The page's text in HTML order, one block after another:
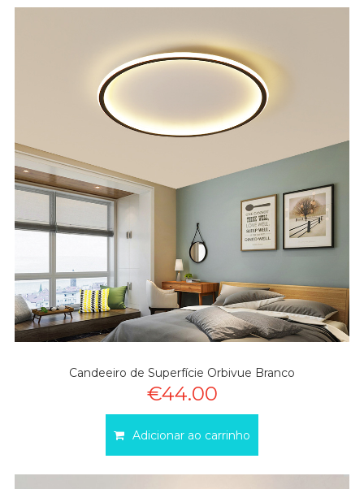
Candeeiro de Superfície Orbivue Branco
€44.00
Adicionar ao carrinho